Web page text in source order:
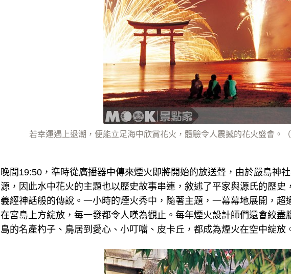
若幸運遇上退潮，便能立足海中欣賞花火，體驗令人震撼的花火盛會。
晚間19:50，準時從廣播器中傳來煙火即將開始的放送聲，由於嚴島神
源，因此水中花火的主題也以歷史故事串連，敘述了平家與源氏的歷史
義經神話般的傳說。一小時的煙火秀中，隨著主題，一幕幕地展開，超
在宮島上方綻放，每一發都令人嘆為觀止。每年煙火設計師們還會絞盡
島的名產杓子、鳥居到愛心、小叮噹、皮卡丘，都成為煙火在空中綻放